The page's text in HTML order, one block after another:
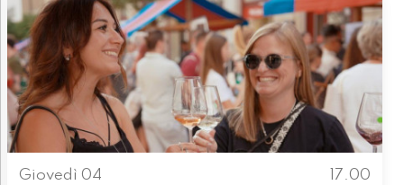
Giovedì 04
17.00